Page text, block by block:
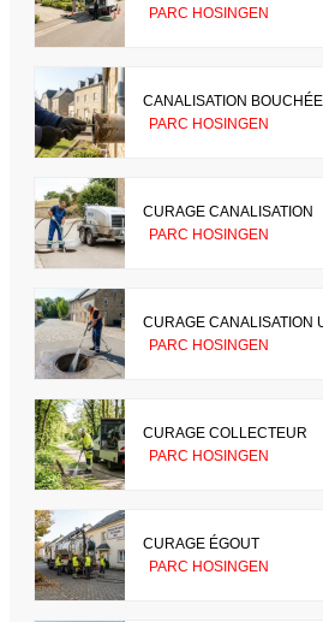
PARC HOSINGEN
CANALISATION
PARC HOSINGEN
CURAGE CANALISATION
PARC HOSINGEN
CURAGE CANALISATION
PARC HOSINGEN
CURAGE COLLECTEUR
PARC HOSINGEN
CURAGE ÉGOUT
PARC HOSINGEN